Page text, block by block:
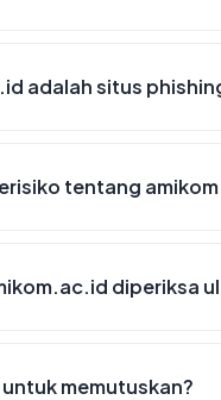
adalah situs
tentang
diperiksa
memutuskan?